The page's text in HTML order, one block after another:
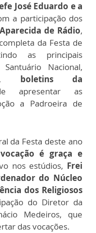
José Eduardo e a
a participação dos
de Rádio,
da Festa de
as principais
Nacional,
boletins da
apresentar as
a Padroeira de
da Festa deste ano
é graça e
nos estúdios, Frei
do Núcleo
dos Religiosos
do Diretor da
Medeiros, que
das vocações.